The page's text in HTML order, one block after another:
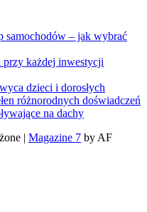
samochodów – jak wybrać
przy każdej inwestycji
dzieci i dorosłych
różnorodnych doświadczeń
na dachy
| Magazine 7 by AF